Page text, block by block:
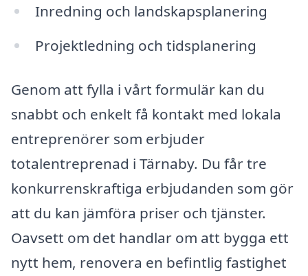
Inredning och landskapsplanering
Projektledning och tidsplanering
Genom att fylla i vårt formulär kan du
snabbt och enkelt få kontakt med lokala
entreprenörer som erbjuder
totalentreprenad i Tärnaby. Du får tre
konkurrenskraftiga erbjudanden som gör
att du kan jämföra priser och tjänster.
Oavsett om det handlar om att bygga ett
nytt hem, renovera en befintlig fastighet